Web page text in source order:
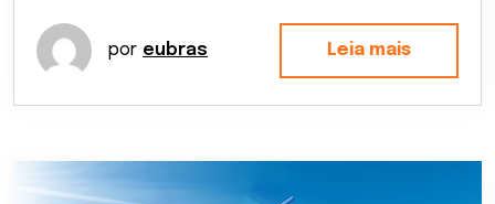
por eubras Leia mais